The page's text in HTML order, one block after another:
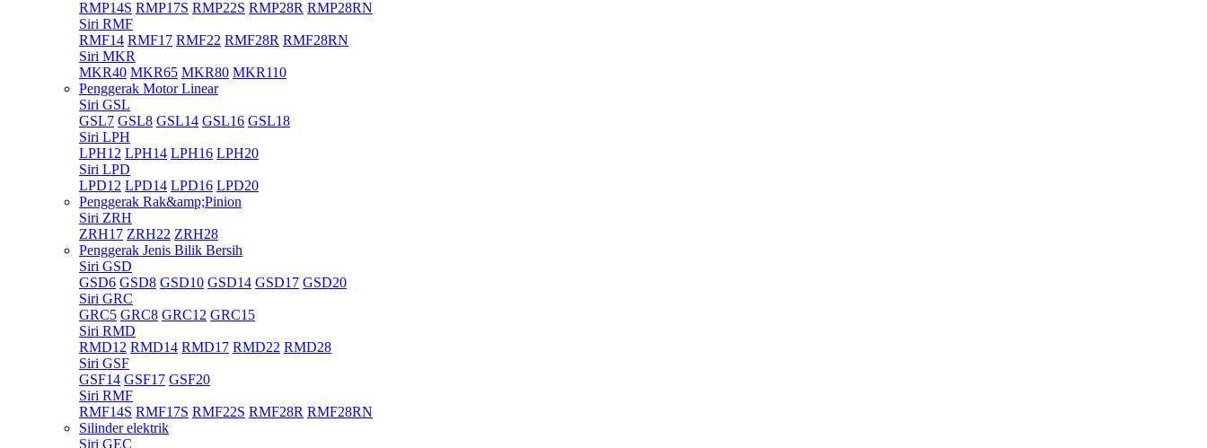
RMP14S RMP17S RMP22S RMP28R RMP28RN
Siri RMF
RMF14 RMF17 RMF22 RMF28R RMF28RN
Siri MKR
MKR40 MKR65 MKR80 MKR110
Penggerak Motor Linear
Siri GSL
GSL7 GSL8 GSL14 GSL16 GSL18
Siri LPH
LPH12 LPH14 LPH16 LPH20
Siri LPD
LPD12 LPD14 LPD16 LPD20
Penggerak Rak&amp;Pinion
Siri ZRH
ZRH17 ZRH22 ZRH28
Penggerak Jenis Bilik Bersih
Siri GSD
GSD6 GSD8 GSD10 GSD14 GSD17 GSD20
Siri GRC
GRC5 GRC8 GRC12 GRC15
Siri RMD
RMD12 RMD14 RMD17 RMD22 RMD28
Siri GSF
GSF14 GSF17 GSF20
Siri RMF
RMF14S RMF17S RMF22S RMF28R RMF28RN
Silinder elektrik
Siri GEC